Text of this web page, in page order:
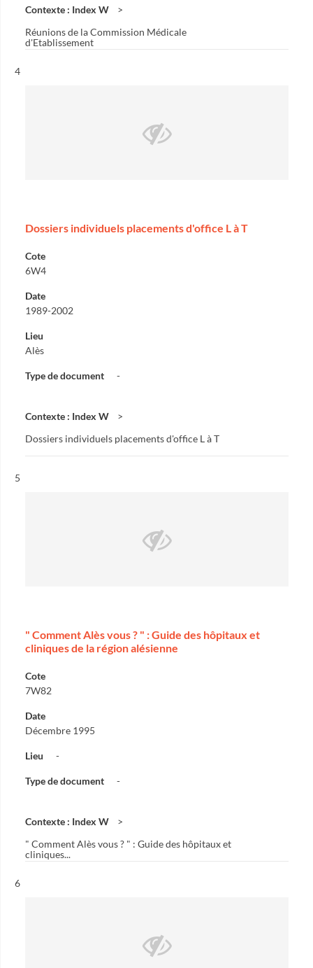
Contexte : Index W
Réunions de la Commission Médicale
d'Etablissement
Résultat n°
4
Dossiers individuels placements d'office L à T
Cote
6W4
Date
1989-2002
Lieu
Alès
Type de document -
Contexte : Index W
Dossiers individuels placements d'office L à T
Résultat n°
5
" Comment Alès vous ? " : Guide des hôpitaux et
cliniques de la région alésienne
Cote
7W82
Date
Décembre 1995
Lieu -
Type de document -
Contexte : Index W
" Comment Alès vous ? " : Guide des hôpitaux et
cliniques...
Résultat n°
6